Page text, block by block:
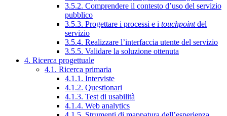
3.5.2. Comprendere il contesto d’uso del servizio
pubblico
3.5.3. Progettare i processi e i touchpointdel
servizio
3.5.4. Realizzare l’interfaccia utente del servizio
3.5.5. Validare la soluzione ottenuta
4. Ricerca progettuale
4.1. Ricerca primaria
4.1.1. Interviste
4.1.2. Questionari
4.1.3. Test di usabilità
4.1.4. Web analytics